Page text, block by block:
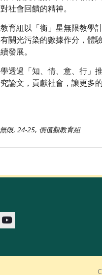
社會回饋的精神。
組以「衡」星無限教學計
關光污染的數據作分，體
發展。
過「知、情、意、行」推
論文，貢獻社會，讓更多
限, 24-25, 價值觀教育組